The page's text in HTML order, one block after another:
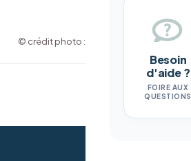
© crédit photo :
Besoin
d'aide ?
FOIRE AUX
QUESTIONS